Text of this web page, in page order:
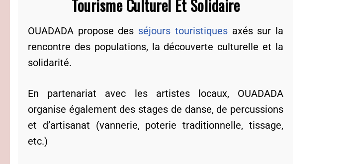
Tourisme Culturel Et Solidaire
OUADADA propose des séjours touristiques axés sur la
rencontre des populations, la découverte culturelle et la
solidarité.
En partenariat avec les artistes locaux, OUADADA
organise également des stages de danse, de percussions
et d’artisanat (vannerie, poterie traditionnelle, tissage,
etc.)